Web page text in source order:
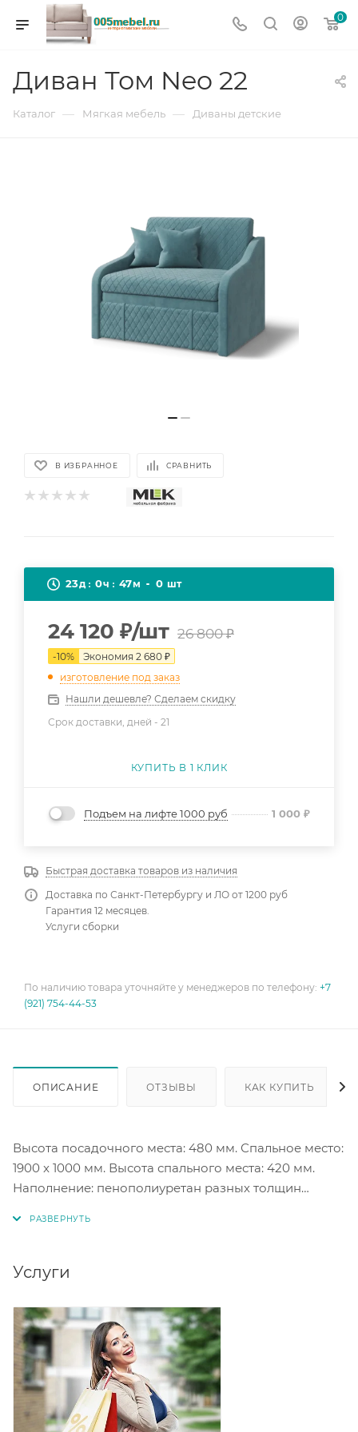
0
Диван Том Neo 22
Каталог — Мягкая мебель — Диваны детские
В ИЗБРАННОЕ СРАВНИТЬ
23д 0ч 47м 0 шт
24 120 ₽/шт 26 800₽
-10% Экономия 2 680 ₽
изготовление под заказ
Нашли дешевле? Сделаем скидку
Срок доставки, дней - 21
КУПИТЬ В 1 КЛИК
Подъем на лифте 1000 руб 1 000 ₽
Быстрая доставка товаров из наличия
Доставка по Санкт-Петербургу и ЛО от 1200 руб
Гарантия 12 месяцев.
Услуги сборки
По наличию товара уточняйте у менеджеров по телефону: +7
(921) 754-44-53
ОПИСАНИЕ ОТЗЫВЫ КАК КУПИТЬ
Высота посадочного места: 480 мм. Спальное место:
1900 x 1000 мм. Высота спального места: 420 мм.
Наполнение: пенополиуретан разных толщин
дивана). Ткань велюр, NEO 22.
Услуги